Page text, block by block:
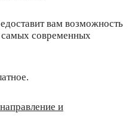
вам возможность
современных
и